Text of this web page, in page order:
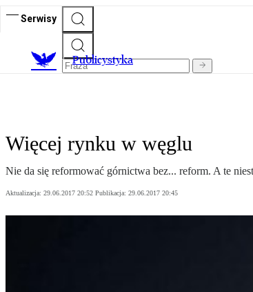
Serwisy
Publicystyka
Więcej rynku w węglu
Nie da się reformować górnictwa bez... reform. A te
Aktualizacja: 29.06.2017 20:52 Publikacja: 29.06.2017 20:45